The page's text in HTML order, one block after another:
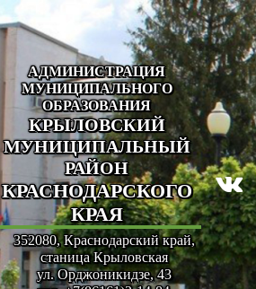
АДМИНИСТРАЦИЯ
МУНИЦИПАЛЬНОГО
ОБРАЗОВАНИЯ
КРЫЛОВСКИЙ
МУНИЦИПАЛЬНЫЙ
РАЙОН
КРАСНОДАРСКОГО
КРАЯ
352080, Краснодарский край,
станица Крыловская
ул. Орджоникидзе, 43